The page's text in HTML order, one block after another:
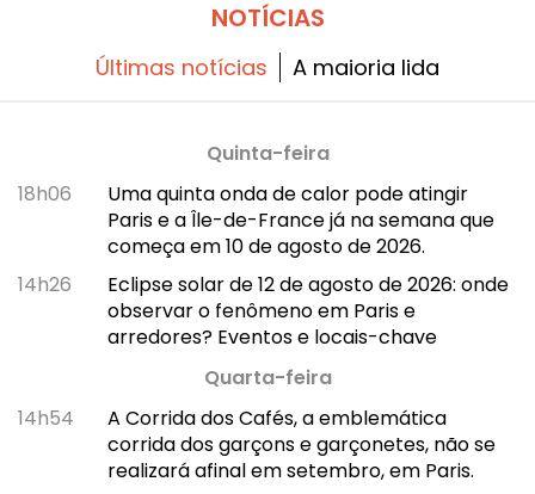
NOTÍCIAS
Últimas notícias A maioria lida
Quinta-feira
18h06
Uma quinta onda de calor pode atingir
Paris e a Île-de-France já na semana que
começa em 10 de agosto de 2026.
14h26
Eclipse solar de 12 de agosto de 2026: onde
observar o fenômeno em Paris e
arredores? Eventos e locais-chave
Quarta-feira
14h54
A Corrida dos Cafés, a emblemática
corrida dos garçons e garçonetes, não se
realizará afinal em setembro, em Paris.